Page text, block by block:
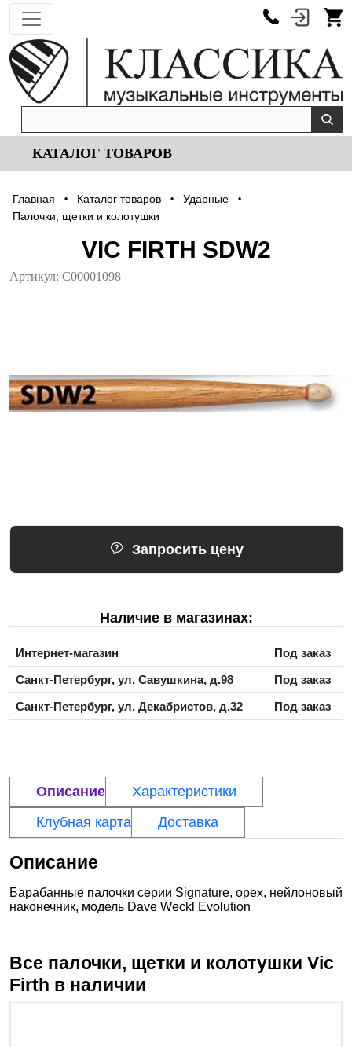
КАТАЛОГ ТОВАРОВ
Главная • Каталог товаров • Ударные •
Палочки, щетки и колотушки
VIC FIRTH SDW2
Артикул: С00001098
Запросить цену
Наличие в магазинах:
Интернет-магазин
Под заказ
Санкт-Петербург, ул. Савушкина, д.98
Под заказ
Санкт-Петербург, ул. Декабристов, д.32
Под заказ
Описание
Характеристики
Клубная карта
Доставка
Описание
Барабанные палочки серии Signature, орех, нейлоновый
наконечник, модель Dave Weckl Evolution
Все палочки, щетки и колотушки Vic
Firth в наличии